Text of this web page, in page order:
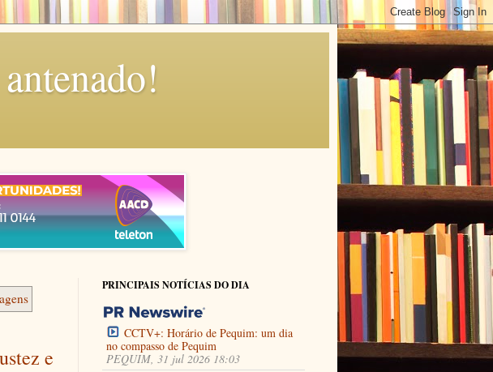
e
PRINCIPAIS NOTÍCIAS DO DIA
CCTV+: Horário de Pequim: um dia
no compasso de Pequim
PEQUIM, 31 jul 2026 18:03